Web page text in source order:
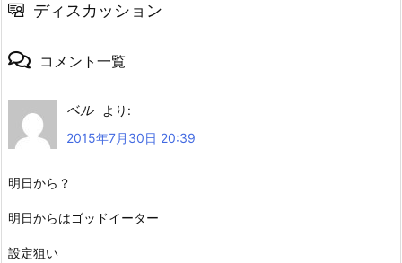
ディスカッション
コメント一覧
ベル
より:
2015年7月30日 20:39
明日から？
明日からはゴッドイーター
設定狙い